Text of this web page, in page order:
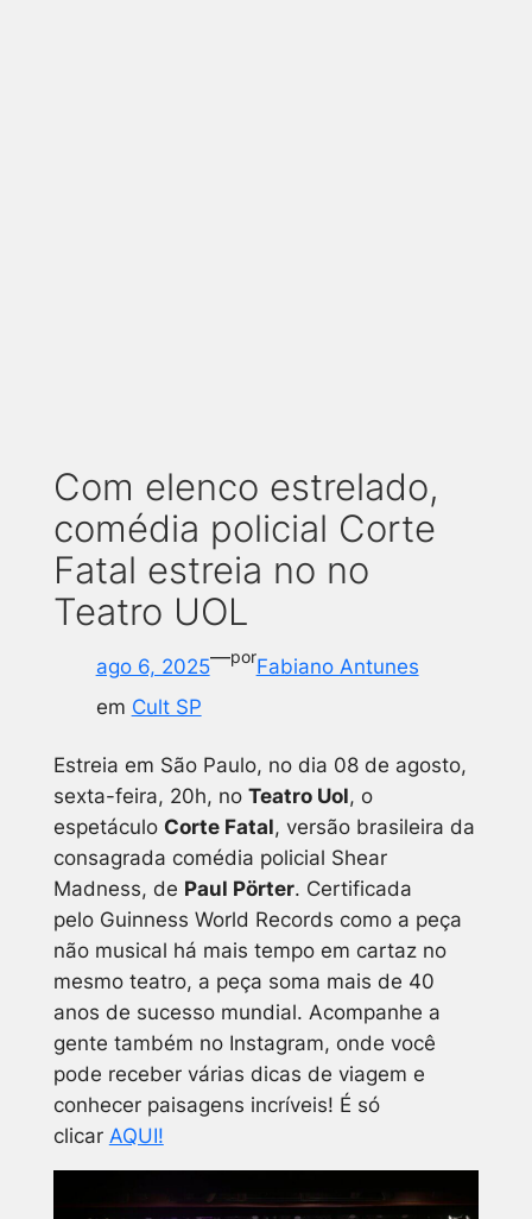
Com elenco estrelado,
comédia policial Corte
Fatal estreia no no
Teatro UOL
ago 6, 2025—porFabiano Antunes
em Cult SP
Estreia em São Paulo, no dia 08 de agosto,
sexta-feira, 20h, no Teatro Uol, o
espetáculo Corte Fatal, versão brasileira da
consagrada comédia policial Shear
Madness, de Paul Pörter. Certificada
pelo Guinness World Records como a peça
não musical há mais tempo em cartaz no
mesmo teatro, a peça soma mais de 40
anos de sucesso mundial. Acompanhe a
gente também no Instagram, onde você
pode receber várias dicas de viagem e
conhecer paisagens incríveis! É só
clicar AQUI!